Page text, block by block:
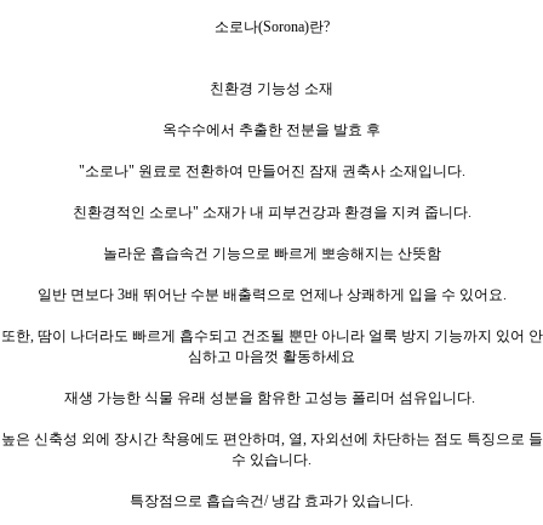
소로나(Sorona)란?
친환경 기능성 소재
옥수수에서 추출한 전분을 발효 후
"소로나" 원료로 전환하여 만들어진 잠재 권축사 소재입니다.
친환경적인 소로나" 소재가 내 피부건강과 환경을 지켜 줍니다.
놀라운 흡습속건 기능으로 빠르게 뽀송해지는 산뜻함
일반 면보다 3배 뛰어난 수분 배출력으로 언제나 상쾌하게 입을 수 있어요.
또한, 땀이 나더라도 빠르게 흡수되고 건조될 뿐만 아니라 얼룩 방지 기능까지 있어 안
심하고 마음껏 활동하세요
재생 가능한 식물 유래 성분을 함유한 고성능 폴리머 섬유입니다.
높은 신축성 외에 장시간 착용에도 편안하며, 열, 자외선에 차단하는 점도 특징으로 들
수 있습니다.
특장점으로 흡습속건/ 냉감 효과가 있습니다.